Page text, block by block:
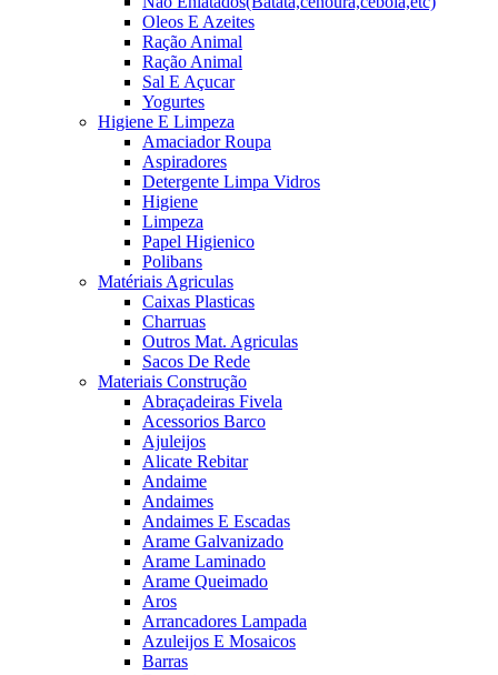
Oleos E Azeites
Ração Animal
Ração Animal
Sal E Açucar
Yogurtes
Higiene E Limpeza
Amaciador Roupa
Aspiradores
Detergente Limpa Vidros
Higiene
Limpeza
Papel Higienico
Polibans
Matériais Agriculas
Caixas Plasticas
Charruas
Outros Mat. Agriculas
Sacos De Rede
Materiais Construção
Abraçadeiras Fivela
Acessorios Barco
Ajuleijos
Alicate Rebitar
Andaime
Andaimes
Andaimes E Escadas
Arame Galvanizado
Arame Laminado
Arame Queimado
Aros
Arrancadores Lampada
Azuleijos E Mosaicos
Barras